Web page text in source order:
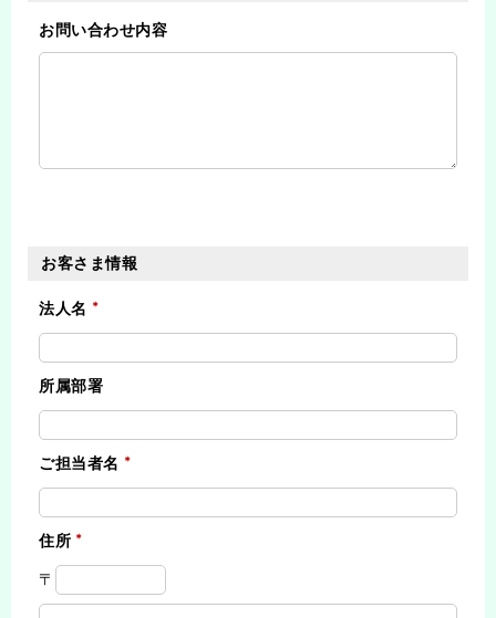
お問い合わせ内容
お客さま情報
法人名
所属部署
ご担当者名
住所
〒